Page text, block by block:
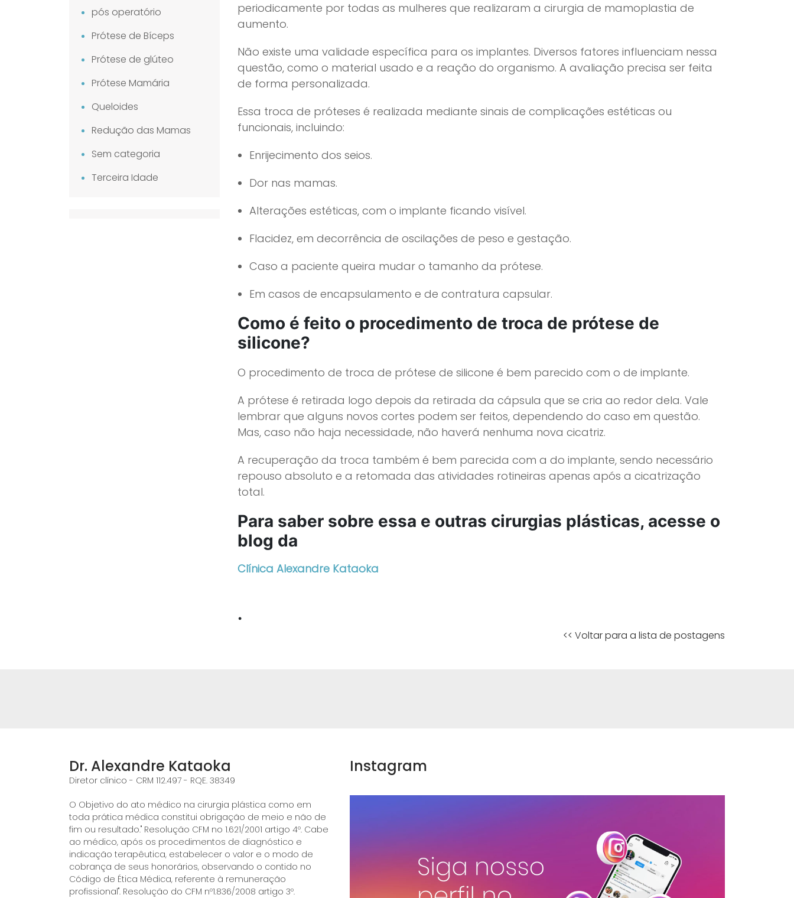
pós operatório
Prótese de Bíceps
Prótese de glúteo
Prótese Mamária
Queloides
Redução das Mamas
Sem categoria
Terceira Idade
periodicamente por todas as mulheres que realizaram a cirurgia de mamoplastia de
aumento.
Não existe uma validade específica para os implantes. Diversos fatores influenciam nessa
questão, como o material usado e a reação do organismo. A avaliação precisa ser feita
de forma personalizada.
Essa troca de próteses é realizada mediante sinais de complicações estéticas ou
funcionais, incluindo:
Enrijecimento dos seios.
Dor nas mamas.
Alterações estéticas, com o implante ficando visível.
Flacidez, em decorrência de oscilações de peso e gestação.
Caso a paciente queira mudar o tamanho da prótese.
Em casos de encapsulamento e de contratura capsular.
Como é feito o procedimento de troca de prótese de
silicone?
O procedimento de troca de prótese de silicone é bem parecido com o de implante.
A prótese é retirada logo depois da retirada da cápsula que se cria ao redor dela. Vale
lembrar que alguns novos cortes podem ser feitos, dependendo do caso em questão.
Mas, caso não haja necessidade, não haverá nenhuma nova cicatriz.
A recuperação da troca também é bem parecida com a do implante, sendo necessário
repouso absoluto e a retomada das atividades rotineiras apenas após a cicatrização
total.
Para saber sobre essa e outras cirurgias plásticas, acesse o
blog da
Clínica Alexandre Kataoka
.
<< Voltar para a lista de postagens
Dr. Alexandre Kataoka
Diretor clínico - CRM 112.497 - RQE. 38349
O Objetivo do ato médico na cirurgia plástica como em
toda prática médica constitui obrigação de meio e não de
fim ou resultado." Resolução CFM no 1.621/2001 artigo 4º. Cabe
ao médico, após os procedimentos de diagnóstico e
indicação terapêutica, estabelecer o valor e o modo de
cobrança de seus honorários, observando o contido no
Código de Ética Médica, referente à remuneração
profissional". Resolução do CFM nº1.836/2008 artigo 3º.
Instagram